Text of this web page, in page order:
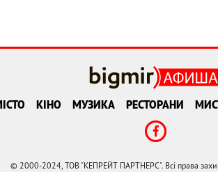
КІНО МУЗИКА РЕСТОРАНИ
© 2000-2024, ТОВ "КЕПРЕЙТ ПАРТНЕРС". Всі права